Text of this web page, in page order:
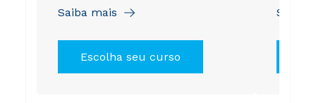
Saiba mais
Escolha seu curso
Saiba